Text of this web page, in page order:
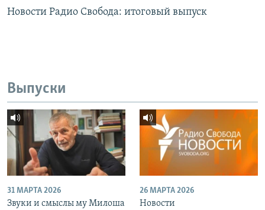
Новости Радио Свобода: итоговый выпуск
Выпуски
31 МАРТА 2026
Звуки и смыслы му Милоша
26 МАРТА 2026
Новости